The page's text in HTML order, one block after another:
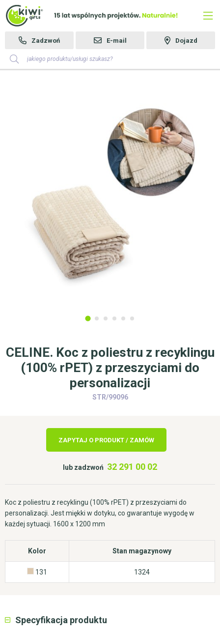
Zadzwoń E-mail Dojazd
CELINE. Koc z poliestru z recyklingu
(100% rPET) z przeszyciami do
personalizacji
STR/99096
ZAPYTAJ O PRODUKT / ZAMÓW
lub zadzwoń 32 291 00 02
Koc z poliestru z recyklingu (100% rPET) z przeszyciami do
personalizacji. Jest miękki w dotyku, co gwarantuje wygodę w
każdej sytuacji. 1600 x 1200 mm
Kolor Stan magazynowy
131 1324
Specyfikacja produktu